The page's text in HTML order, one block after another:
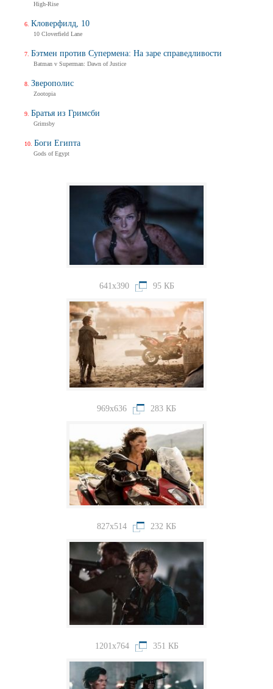
641x390 95 КБ
969x636 283 КБ
827x514 232 КБ
1201x764 351 КБ
High-Rise
Кловерфилд, 10
10 Cloverfield Lane
Бэтмен против Супермена: На заре справедливости
Batman v Superman: Dawn of Justice
Зверополис
Zootopia
Братья из Гримсби
Grimsby
Боги Египта
Gods of Egypt